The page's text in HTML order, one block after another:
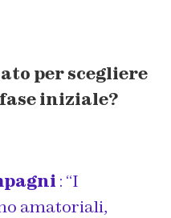
per scegliere
iniziale?
: “I
amatoriali,